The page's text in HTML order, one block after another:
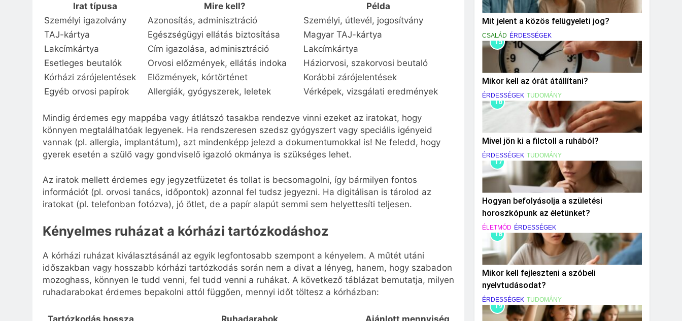
Irat típusa Mire kell?
Példa
Személyi igazolvány
Azonosítás, adminisztráció
Személyi, útlevél, jogosítvány
TAJ-kártya
Egészségügyi ellátás biztosítása
Magyar TAJ-kártya
Lakcímkártya
Cím igazolása, adminisztráció
Lakcímkártya
Esetleges beutalók
Orvosi előzmények, ellátás indoka
Háziorvosi, szakorvosi beutaló
Kórházi zárójelentések
Előzmények, kórtörténet
Korábbi zárójelentések
Egyéb orvosi papírok
Allergiák, gyógyszerek, leletek Vérképek, vizsgálati eredmények
Mindig érdemes egy mappába vagy átlátszó tasakba rendezve vinni ezeket az iratokat, hogy
könnyen megtalálhatóak legyenek. Ha rendszeresen szedsz gyógyszert vagy speciális igényeid
vannak (pl. allergia, implantátum), azt mindenképp jelezd a dokumentumokkal is! Ne feledd, hogy
gyerek esetén a szülő vagy gondviselő igazoló okmánya is szükséges lehet.
Az iratok mellett érdemes egy jegyzetfüzetet és tollat is becsomagolni, így bármilyen fontos
információt (pl. orvosi tanács, időpontok) azonnal fel tudsz jegyezni. Ha digitálisan is tárolod az
iratokat (pl. telefonban fotózva), jó ötlet, de a papír alapút semmi sem helyettesíti teljesen.
Kényelmes ruházat a kórházi tartózkodáshoz
A kórházi ruházat kiválasztásánál az egyik legfontosabb szempont a kényelem. A műtét utáni
időszakban vagy hosszabb kórházi tartózkodás során nem a divat a lényeg, hanem, hogy szabadon
mozoghass, könnyen le tudd venni, fel tudd venni a ruhákat. A következő táblázat bemutatja, milyen
ruhadarabokat érdemes bepakolni attól függően, mennyi időt töltesz a kórházban:
Tartózkodás hossza Ruhadarabok Ajánlott mennyiség
Mit jelent a közös felügyeleti jog?
CSALÁD ÉRDESSÉGEK
15
Mikor kell az órát átállítani?
ÉRDESSÉGEK TUDOMÁNY
16
Mivel jön ki a filctoll a ruhából?
ÉRDESSÉGEK TUDOMÁNY
17
Hogyan befolyásolja a születési
horoszkópunk az életünket?
ÉLETMÓD ÉRDESSÉGEK
18
Mikor kell fejleszteni a szóbeli
nyelvtudásodat?
ÉRDESSÉGEK TUDOMÁNY
19